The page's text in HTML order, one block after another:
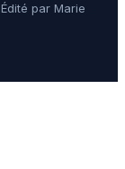
par Marie